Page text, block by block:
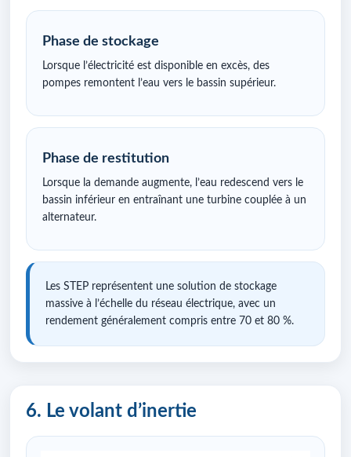
Phase de stockage
Lorsque l’électricité est disponible en excès, des
pompes remontent l’eau vers le bassin supérieur.
Phase de restitution
Lorsque la demande augmente, l’eau redescend vers le
bassin inférieur en entraînant une turbine couplée à un
alternateur.
Les STEP représentent une solution de stockage
massive à l’échelle du réseau électrique, avec un
rendement généralement compris entre 70 et 80 %.
6. Le volant d’inertie